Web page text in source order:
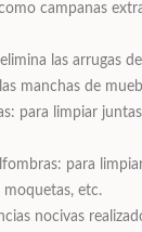
campanas
las arrugas
manchas de
para limpiar
para
etc.
nocivas